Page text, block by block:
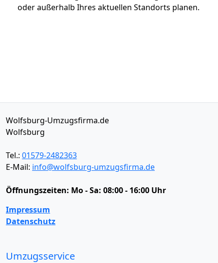
oder außerhalb Ihres aktuellen Standorts planen.
Wolfsburg-Umzugsfirma.de
Wolfsburg
Tel.: 01579-2482363
E-Mail: info@wolfsburg-umzugsfirma.de
Öffnungszeiten: Mo - Sa: 08:00 - 16:00 Uhr
Impressum
Datenschutz
Umzugsservice